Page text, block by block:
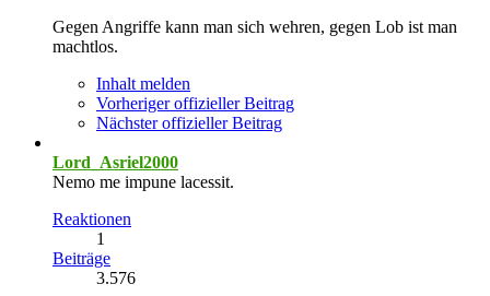
Gegen Angriffe kann man sich wehren, gegen Lob ist man
machtlos.
Inhalt melden
Vorheriger offizieller Beitrag
Nächster offizieller Beitrag
Lord_Asriel2000
Nemo me impune lacessit.
Reaktionen
1
Beiträge
3.576